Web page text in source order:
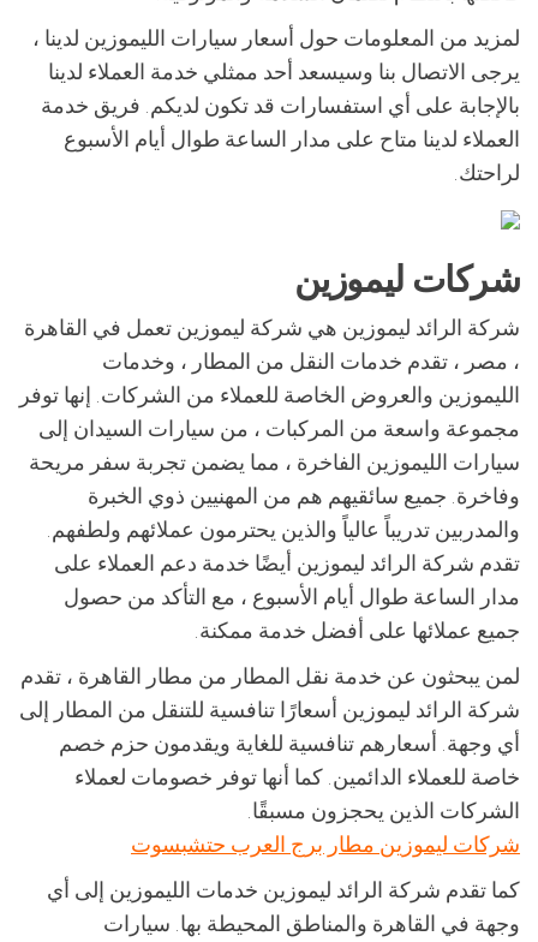
لمزيد من المعلومات حول أسعار سيارات الليموزين لدينا ،
يرجى الاتصال بنا وسيسعد أحد ممثلي خدمة العملاء لدينا
بالإجابة على أي استفسارات قد تكون لديكم. فريق خدمة
العملاء لدينا متاح على مدار الساعة طوال أيام الأسبوع
لراحتك.
شركات ليموزين
شركة الرائد ليموزين هي شركة ليموزين تعمل في القاهرة
، مصر ، تقدم خدمات النقل من المطار ، وخدمات
الليموزين والعروض الخاصة للعملاء من الشركات. إنها توفر
مجموعة واسعة من المركبات ، من سيارات السيدان إلى
سيارات الليموزين الفاخرة ، مما يضمن تجربة سفر مريحة
وفاخرة. جميع سائقيهم هم من المهنيين ذوي الخبرة
والمدربين تدريباً عالياً والذين يحترمون عملائهم ولطفهم.
تقدم شركة الرائد ليموزين أيضًا خدمة دعم العملاء على
مدار الساعة طوال أيام الأسبوع ، مع التأكد من حصول
جميع عملائها على أفضل خدمة ممكنة.
لمن يبحثون عن خدمة نقل المطار من مطار القاهرة ، تقدم
شركة الرائد ليموزين أسعارًا تنافسية للتنقل من المطار إلى
أي وجهة. أسعارهم تنافسية للغاية ويقدمون حزم خصم
خاصة للعملاء الدائمين. كما أنها توفر خصومات لعملاء
الشركات الذين يحجزون مسبقًا.
شركات ليموزين مطار برج العرب حتشبسوت
كما تقدم شركة الرائد ليموزين خدمات الليموزين إلى أي
وجهة في القاهرة والمناطق المحيطة بها. سيارات